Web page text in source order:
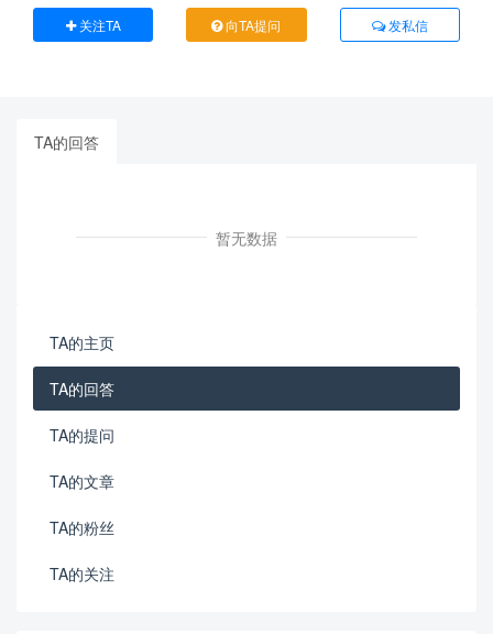
关注TA 向TA提问 发私信
TA的回答
暂无数据
TA的主页
TA的回答
TA的提问
TA的文章
TA的粉丝
TA的关注